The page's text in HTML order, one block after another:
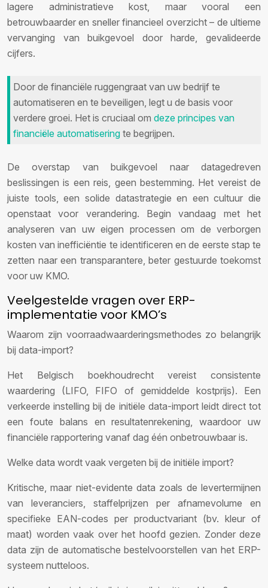
lagere administratieve kost, maar vooral een
betrouwbaarder en sneller financieel overzicht – de ultieme
vervanging van buikgevoel door harde, gevalideerde
cijfers.
Door de financiële ruggengraat van uw bedrijf te
automatiseren en te beveiligen, legt u de basis voor
verdere groei. Het is cruciaal om deze principes van
financiële automatisering te begrijpen.
De overstap van buikgevoel naar datagedreven
beslissingen is een reis, geen bestemming. Het vereist de
juiste tools, een solide datastrategie en een cultuur die
openstaat voor verandering. Begin vandaag met het
analyseren van uw eigen processen om de verborgen
kosten van inefficiëntie te identificeren en de eerste stap te
zetten naar een transparantere, beter gestuurde toekomst
voor uw KMO.
Veelgestelde vragen over ERP-
implementatie voor KMO’s
Waarom zijn voorraadwaarderingsmethodes zo belangrijk
bij data-import?
Het Belgisch boekhoudrecht vereist consistente
waardering (LIFO, FIFO of gemiddelde kostprijs). Een
verkeerde instelling bij de initiële data-import leidt direct tot
een foute balans en resultatenrekening, waardoor uw
financiële rapportering vanaf dag één onbetrouwbaar is.
Welke data wordt vaak vergeten bij de initiële import?
Kritische, maar niet-evidente data zoals de levertermijnen
van leveranciers, staffelprijzen per afnamevolume en
specifieke EAN-codes per productvariant (bv. kleur of
maat) worden vaak over het hoofd gezien. Zonder deze
data zijn de automatische bestelvoorstellen van het ERP-
systeem nutteloos.